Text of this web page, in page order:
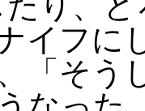
イフに
「そう